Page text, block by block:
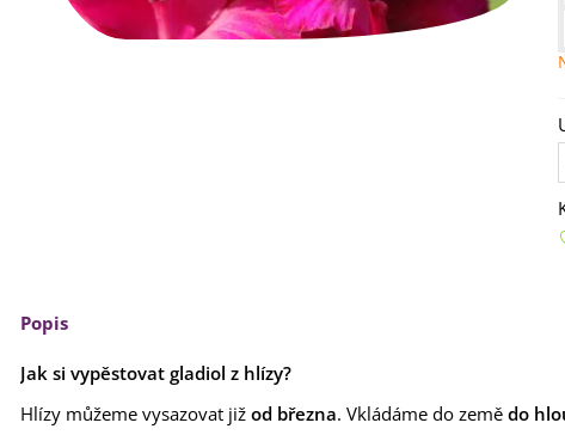
Semínkové bomby - dárkový
Begonie plnokvětá žlutá -
Begonia superba -...
Popis
Jak si vypěstovat gladiol z hlízy?
Hlízy můžeme vysazovat již od března. Vkládáme do země do